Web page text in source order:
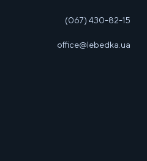
(067) 430-82-15
office@lebedka.ua